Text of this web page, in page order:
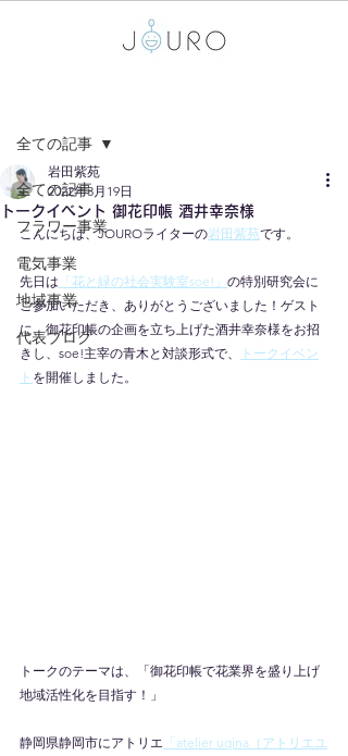
全ての記事
フラワー事業
電気事業
地域事業
代表ブログ
全ての記事
トークイベント 御花印帳 酒井幸奈様
岩田紫苑
2022年3月19日
こんにちは、JOUROライターの岩田紫苑です。
先日は 「花と緑の社会実験室soe!」 の特別研究会に
ご参加いただき、ありがとうございました！ゲスト
に、御花印帳の企画を立ち上げた酒井幸奈様をお招
きし、soe!主宰の青木と対談形式で、
トークイベン
ト を開催しました。
トークのテーマは、「御花印帳で花業界を盛り上げ
地域活性化を目指す！」
静岡県静岡市にアトリエ 「atelier uqina（アトリエユ